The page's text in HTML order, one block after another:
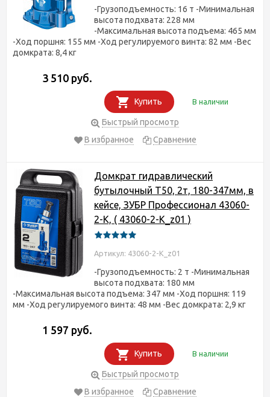
-Грузоподъемность: 16 т -Минимальная
высота подхвата: 228 мм
-Максимальная высота подъема: 465 мм
-Ход поршня: 155 мм -Ход регулируемого винта: 82 мм -Вес
домкрата: 8,4 кг
3 510 руб.
Купить В наличии
Быстрый просмотр
В избранное
Сравнение
Домкрат гидравлический
бутылочный T50, 2т, 180-347мм, в
кейсе, ЗУБР Профессионал 43060-
2-K, ( 43060-2-K_z01 )
Артикул: 43060-2-K_z01
-Грузоподъемность: 2 т -Минимальная
высота подхвата: 180 мм
-Максимальная высота подъема: 347 мм -Ход поршня: 119
мм -Ход регулируемого винта: 48 мм -Вес домкрата: 2,9 кг
1 597 руб.
Купить В наличии
Быстрый просмотр
В избранное
Сравнение